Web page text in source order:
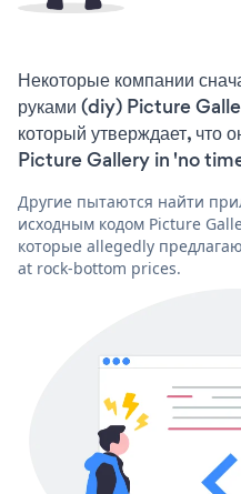
Некоторые компании
руками (diy) Picture
который утверждает, что
Picture Gallery in 'no
Другие пытаются найти
исходным кодом Picture
которые allegedly
at rock-bottom prices.